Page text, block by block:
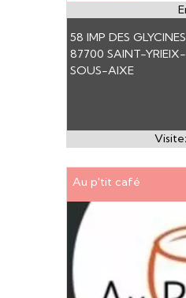
58 IMP DES GLYCINES
87700 SAINT-YRIEIX-
SOUS-AIXE
Au p'tit café